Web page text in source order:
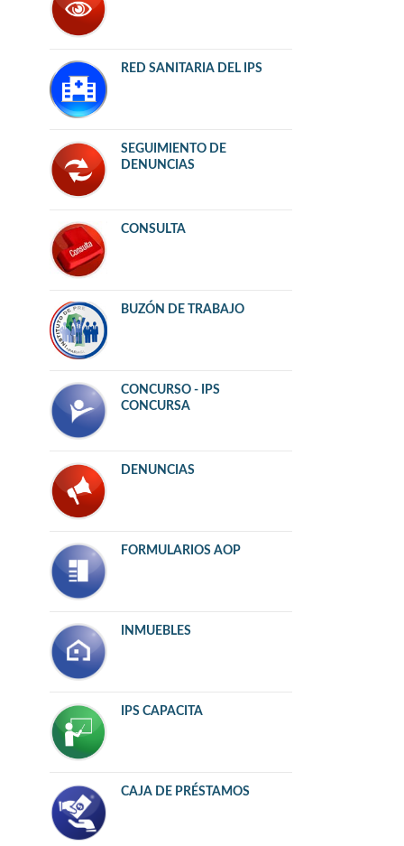
RED SANITARIA DEL IPS
SEGUIMIENTO DE
DENUNCIAS
CONSULTA
BUZÓN DE TRABAJO
CONCURSO - IPS
CONCURSA
DENUNCIAS
FORMULARIOS AOP
INMUEBLES
IPS CAPACITA
CAJA DE PRÉSTAMOS